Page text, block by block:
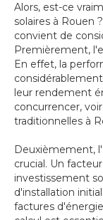
Alors, est-ce
solaires à Rouen
convient de
Premièrement,
En effet, la
leur rendement
concurrencer,
traditionnelles à
Deuxièmement,
crucial. Un
investissement
d'installation
factures